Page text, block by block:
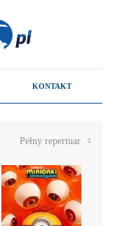
Pełny repertuar